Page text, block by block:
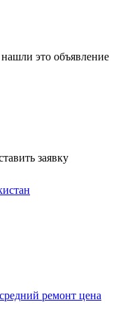
это объявление
заявку
ремонт цена